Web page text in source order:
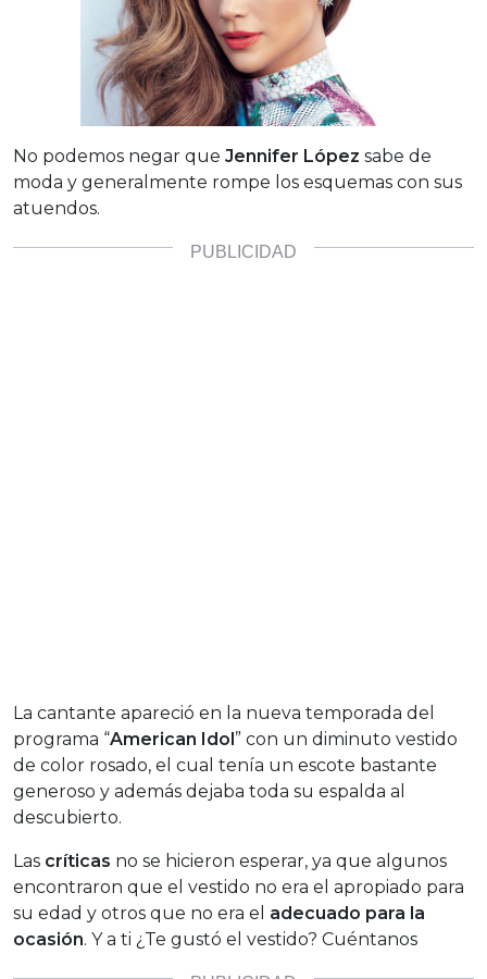
No podemos negar que Jennifer López sabe de
moda y generalmente rompe los esquemas con sus
atuendos.
La cantante apareció en la nueva temporada del
programa “American Idol” con un diminuto vestido
de color rosado, el cual tenía un escote bastante
generoso y además dejaba toda su espalda al
descubierto.
Las críticas no se hicieron esperar, ya que algunos
encontraron que el vestido no era el apropiado para
su edad y otros que no era el adecuado para la
ocasión. Y a ti ¿Te gustó el vestido? Cuéntanos